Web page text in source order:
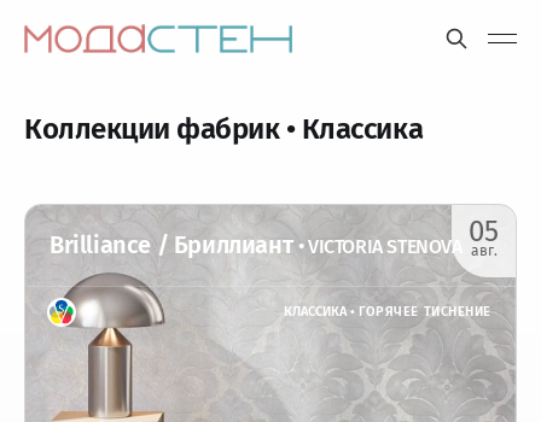
Коллекции фабрик • Классика
05
авг.
Brilliance / Бриллиант• VICTORIA STENOVA
КЛАССИКА • ГОРЯЧЕЕ ТИСНЕНИЕ